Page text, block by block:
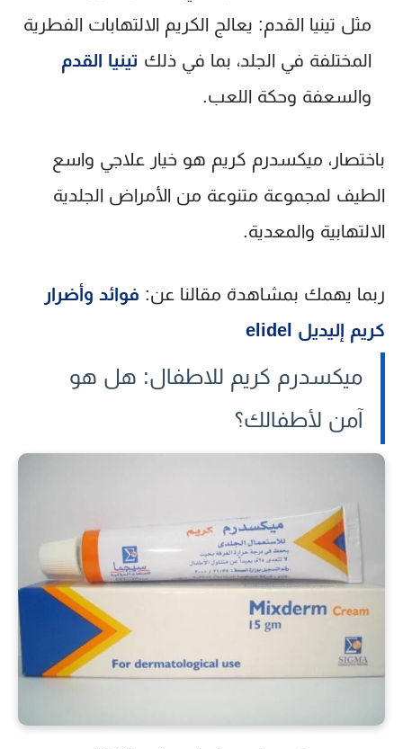
مثل تينيا القدم: يعالج الكريم الالتهابات الفطرية
المختلفة في الجلد، بما في ذلك تينيا القدم
والسعفة وحكة اللعب.
باختصار، ميكسدرم كريم هو خيار علاجي واسع
الطيف لمجموعة متنوعة من الأمراض الجلدية
الالتهابية والمعدية.
ربما يهمك بمشاهدة مقالنا عن: فوائد وأضرار
كريم إليديل elidel
ميكسدرم كريم للاطفال: هل هو
آمن لأطفالك؟